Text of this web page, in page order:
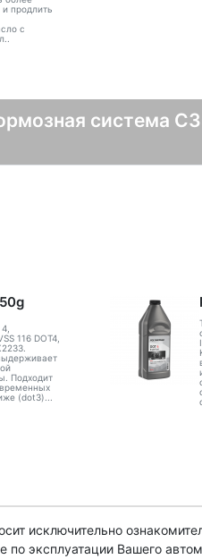
продлить
с
система
116 DOT4,
Подходит
(dot3)...
исключительно
по эксплуатации Вашего